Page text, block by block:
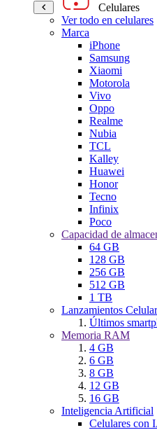
Celulares
Ver todo en celulares
Marca
iPhone
Samsung
Xiaomi
Motorola
Vivo
Oppo
Realme
Nubia
TCL
Kalley
Huawei
Honor
Tecno
Infinix
Poco
Capacidad de
64 GB
128 GB
256 GB
512 GB
1 TB
Lanzamientos
Últimos
Memoria RAM
4 GB
6 GB
8 GB
12 GB
16 GB
Inteligencia Artificial
Celulares con